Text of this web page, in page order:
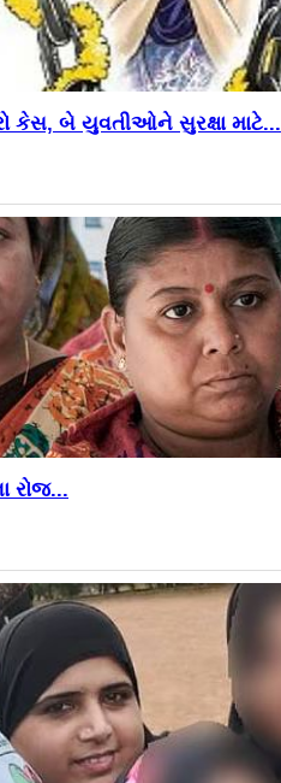
કેસ, બે યુવતીઓને સુરક્ષા માટે...
રોજ...